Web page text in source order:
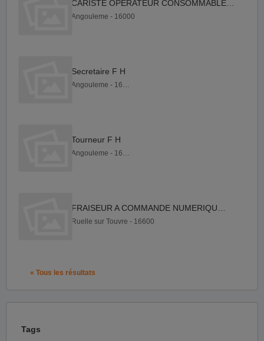
Angouleme - 16000
Secretaire F H
Angouleme - 16000
Tourneur F H
Angouleme - 16000
Ruelle sur Touvre - 16600
« Tous les résultats
Tags